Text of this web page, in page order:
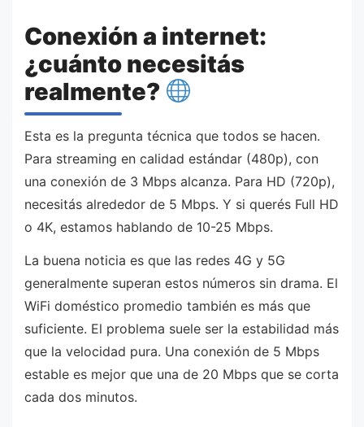
Conexión a internet:
¿cuánto necesitás
realmente?
Esta es la pregunta técnica que todos se hacen.
Para streaming en calidad estándar (480p), con
una conexión de 3 Mbps alcanza. Para HD (720p),
necesitás alrededor de 5 Mbps. Y si querés Full HD
o 4K, estamos hablando de 10-25 Mbps.
La buena noticia es que las redes 4G y 5G
generalmente superan estos números sin drama. El
WiFi doméstico promedio también es más que
suficiente. El problema suele ser la estabilidad más
que la velocidad pura. Una conexión de 5 Mbps
estable es mejor que una de 20 Mbps que se corta
cada dos minutos.